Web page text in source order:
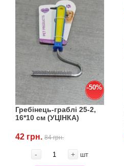
-50%
Гребінець-граблі 25-2,
16*10 см (УЦІНКА)
42 грн.84 грн.
- + шт